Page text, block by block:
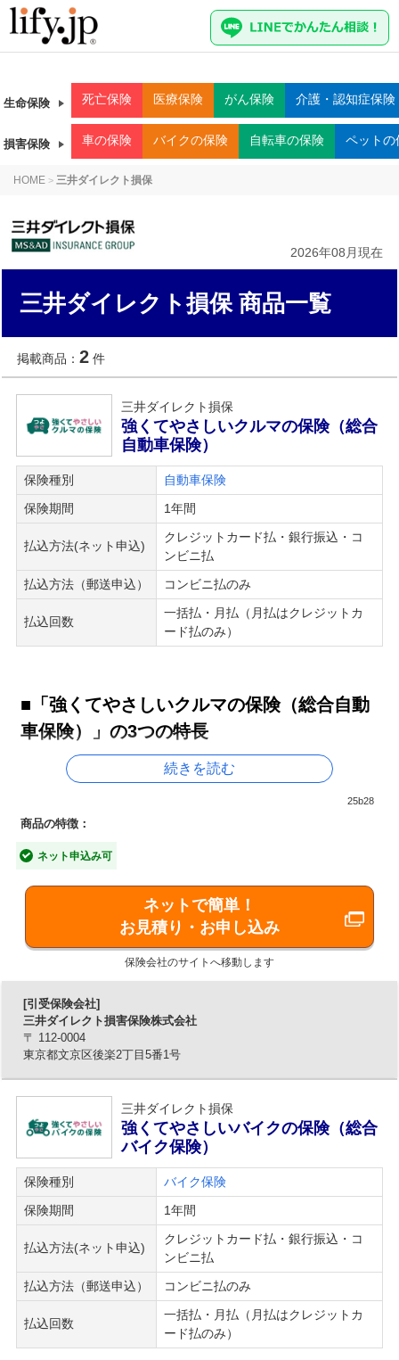
生命保険 死亡保険 医療保険 がん保険 介護・認知症保険
損害保険 車の保険 バイクの保険 自転車の保険 ペットの
HOME > 三井ダイレクト損保
2026年08月現在
三井ダイレクト損保 商品一覧
掲載商品： 2 件
三井ダイレクト損保
強くてやさしいクルマの保険（総合
自動車保険）
保険種別
自動車保険
保険期間
1年間
払込方法(ネット申込)
クレジットカード払・銀行振込・コ
ンビニ払
払込方法（郵送申込）
コンビニ払のみ
払込回数
一括払・月払（月払はクレジットカ
ード払のみ）
■「強くてやさしいクルマの保険（総合自動
車保険）」の3つの特長
【特長1】「あなたのコンシェルジュ」が徹底サ
のコンシェルジュがお見積もりや自動車保険のことを何で
【特長2】万一の事故も安心「わたしの解決サポ
ーター」
アクシデントが起きたときの「困った」に応える！事故対
応のプロが、事故発生から解決までしっかりサポート。
【特長3】お財布にやさしくてお得
納得の保険料！充実のサービスに加え、保険料を抑えるこ
とができるネット型自動車保険。
続きを読む
25b28
商品の特徴：
ネット申込み可
ネットで簡単！
お見積り・お申し込み
保険会社のサイトへ移動します
[引受保険会社]
三井ダイレクト損害保険株式会社
〒 112-0004
東京都文京区後楽2丁目5番1号
三井ダイレクト損保
強くてやさしいバイクの保険（総合
バイク保険）
保険種別
バイク保険
保険期間
1年間
払込方法(ネット申込)
クレジットカード払・銀行振込・コ
ンビニ払
払込方法（郵送申込）
コンビニ払のみ
払込回数
一括払・月払（月払はクレジットカ
ード払のみ）